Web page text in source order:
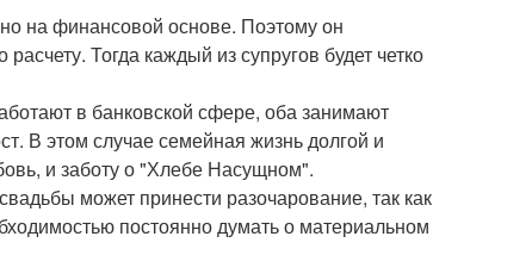
на финансовой основе. Поэтому он
Тогда каждый из супругов будет четко
в банковской сфере, оба занимают
В этом случае семейная жизнь долгой и
и заботу о "Хлебе Насущном".
может принести разочарование, так как
постоянно думать о материальном